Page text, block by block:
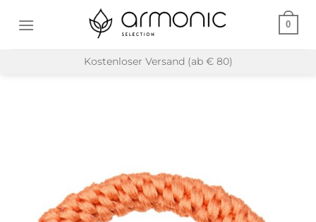
Inhalt
0
Kostenloser Versand (ab € 80)